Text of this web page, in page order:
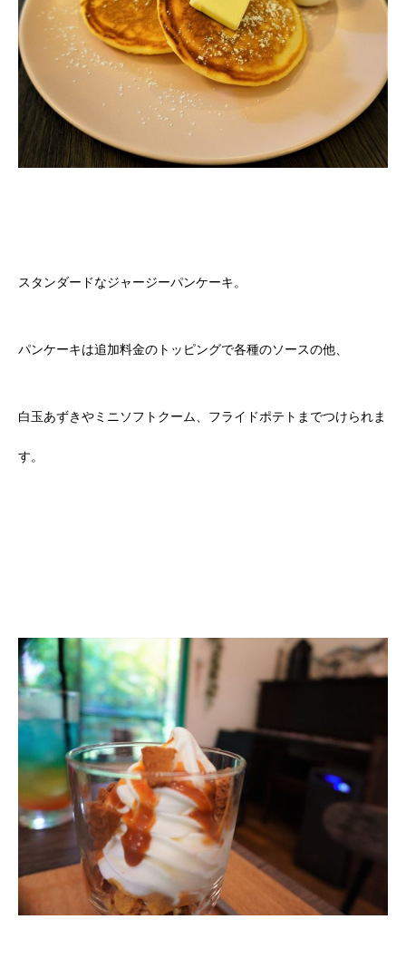
スタンダードなジャージーパンケーキ。
パンケーキは追加料金のトッピングで各種のソースの他、
白玉あずきやミニソフトクーム、フライドポテトまでつけられま
す。